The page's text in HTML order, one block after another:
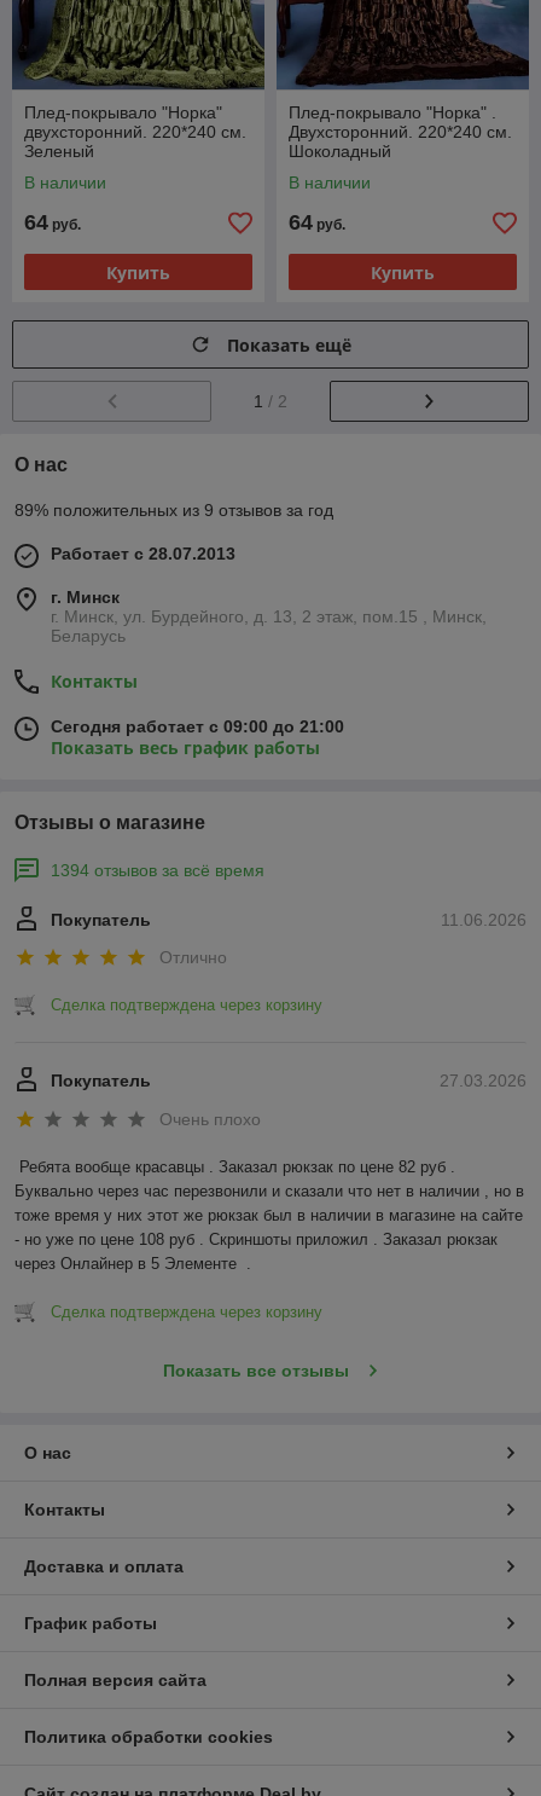
Плед-покрывало "Норка"
двухсторонний. 220*240 см.
Зеленый
В наличии
64 руб.
Купить
Плед-покрывало "Норка" .
Двухсторонний. 220*240 см.
Шоколадный
В наличии
64 руб.
Купить
Показать ещё
1 / 2
О нас
89% положительных из 9 отзывов за год
Работает с 28.07.2013
г. Минск
г. Минск, ул. Бурдейного, д. 13, 2 этаж, пом.15 , Минск,
Беларусь
Контакты
Сегодня работает с 09:00 до 21:00
Показать весь график работы
Отзывы о магазине
1394 отзывов за всё время
11.06.2026
Покупатель
Отлично
Сделка подтверждена через корзину
27.03.2026
Покупатель
Очень плохо
Ребята вообще красавцы . Заказал рюкзак по цене 82 руб .
Буквально через час перезвонили и сказали что нет в наличии , но в
тоже время у них этот же рюкзак был в наличии в магазине на сайте
- но уже по цене 108 руб . Скриншоты приложил . Заказал рюкзак
через Онлайнер в 5 Элементе  .
Сделка подтверждена через корзину
Показать все отзывы
О нас
Контакты
Доставка и оплата
График работы
Полная версия сайта
Политика обработки cookies